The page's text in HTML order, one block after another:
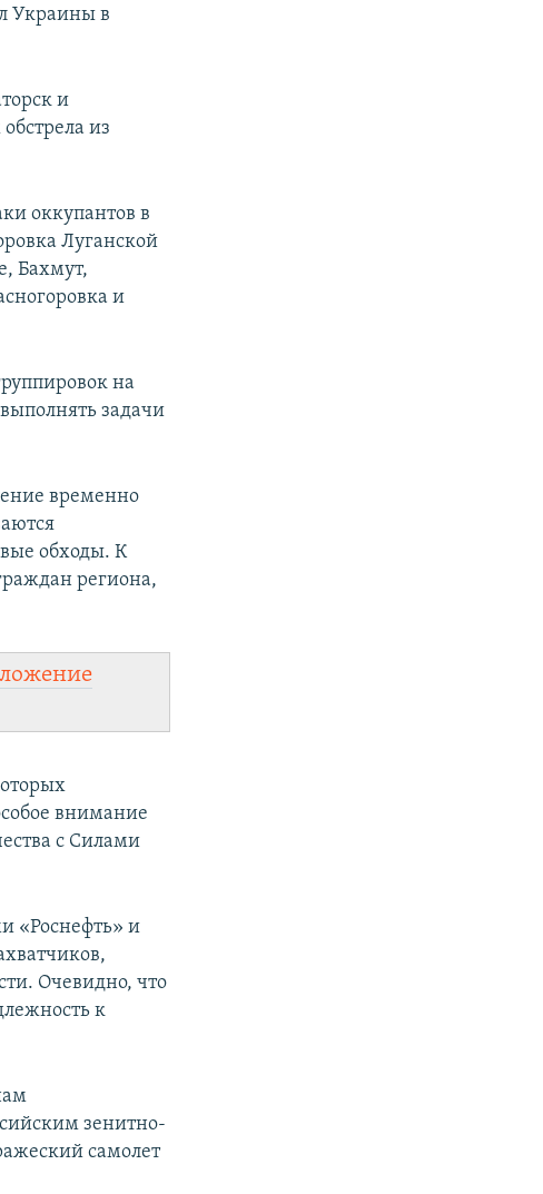
Украины в
и
из
оккупантов в
Луганской
Бахмут,
и
на
задачи
временно
обходы. К
региона,
внимание
с Силами
«Роснефть» и
Очевидно, что
к
зенитно-
самолет